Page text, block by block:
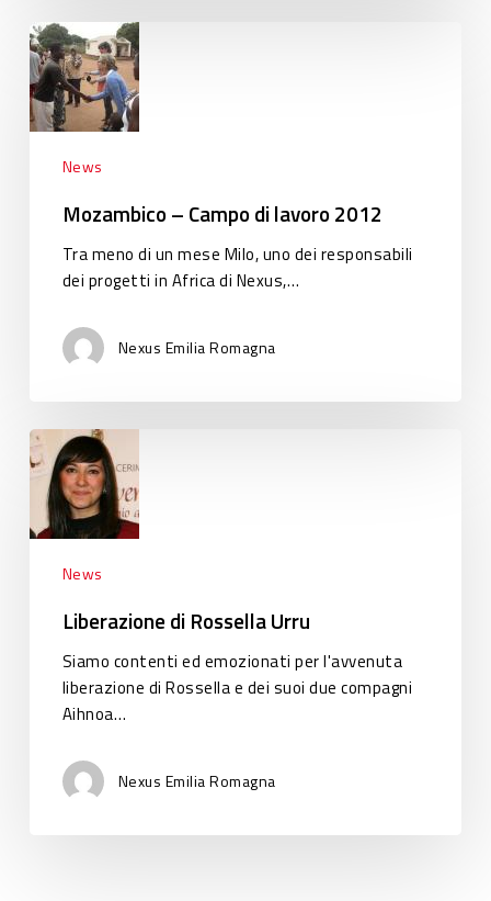
Mozambico
–
Campo
di
lavoro
2012News
Mozambico – Campo di lavoro 2012
Tra meno di un mese Milo, uno dei responsabili
dei progetti in Africa di Nexus,…
Nexus Emilia Romagna
Liberazione
di
Rossella
Urru
News
Liberazione di Rossella Urru
Siamo contenti ed emozionati per l'avvenuta
liberazione di Rossella e dei suoi due compagni
Aihnoa…
Nexus Emilia Romagna